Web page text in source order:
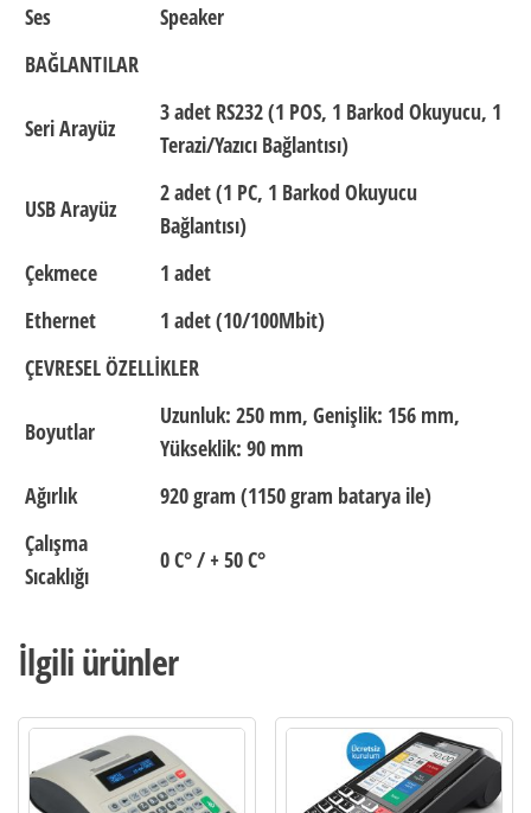
Ses
Speaker
BAĞLANTILAR
Seri Arayüz
3 adet RS232 (1 POS, 1 Barkod Okuyucu, 1
Terazi/Yazıcı Bağlantısı)
USB Arayüz
2 adet (1 PC, 1 Barkod Okuyucu
Bağlantısı)
Çekmece
1 adet
Ethernet
1 adet (10/100Mbit)
ÇEVRESEL ÖZELLİKLER
Boyutlar
Uzunluk: 250 mm, Genişlik: 156 mm,
Yükseklik: 90 mm
Ağırlık
920 gram (1150 gram batarya ile)
Çalışma
Sıcaklığı
0 C° / + 50 C°
İlgili ürünler